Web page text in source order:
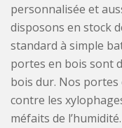
personnalisée et
disposons en stock
standard à simple
portes en bois sont
bois dur. Nos
contre les
méfaits de